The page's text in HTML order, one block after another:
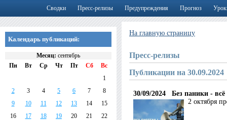
Сводки Пресс-релизы Предупреждения Прогноз
Календарь публикаций:
Месяц: сентябрь
Пн
Вт Ср Чт Пт Сб
Вс
1
2
3 4 5 6 7
8
9
10 11 12 13 14
15
16
17 18 19 20 21
22
На главную страницу
Пресс-релизы
Публикации на 30.09.2024
30/09/2024
Без паники -
2 октября